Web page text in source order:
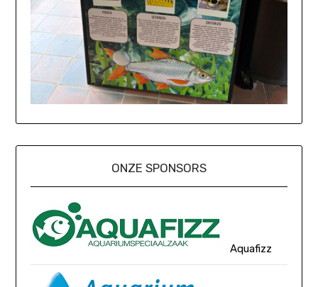
ONZE SPONSORS
Aquafizz